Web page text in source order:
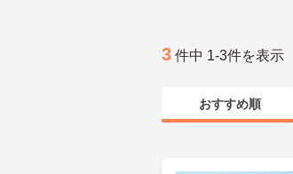
3 件中 1-3件を表示
おすすめ順